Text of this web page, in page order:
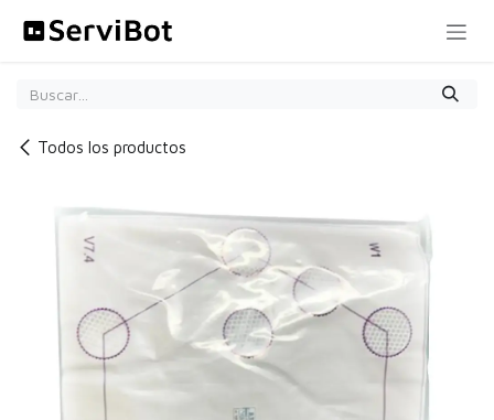
Todos los productos